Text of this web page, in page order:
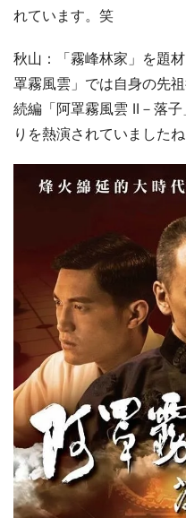
れています。笑
秋山：「霧峰林家」を題
罩霧風雲」では自身の先
続編「阿罩霧風雲 II－落
りを熱演されていましたね